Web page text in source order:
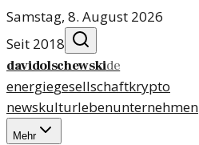
Samstag, 8. August 2026
Seit 2018
davidolschewskide
energiegesellschaftkrypto
newskulturlebenunternehmen
Mehr